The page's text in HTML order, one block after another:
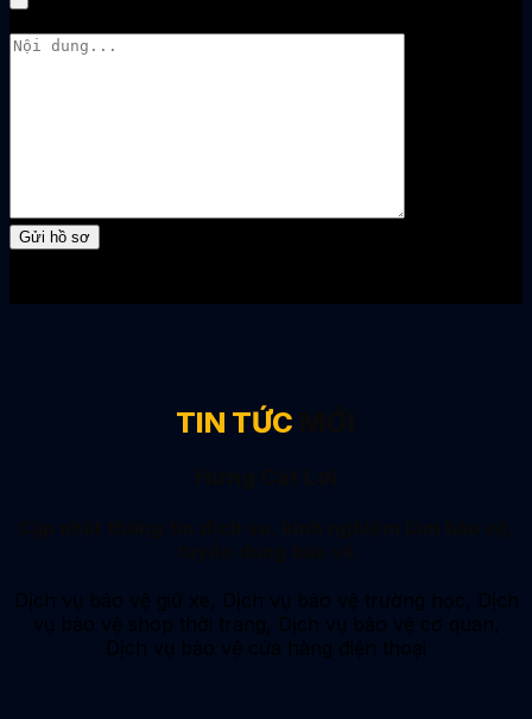
TIN TỨC
Dịch vụ bảo vệ giữ xe, Dịch vụ bảo vệ trường học, Dịch
vụ bảo vệ shop thời trang, Dịch vụ bảo vệ cơ quan,
Dịch vụ bảo vệ cửa hàng điện thoại